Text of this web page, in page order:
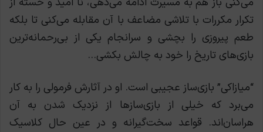
تکرار مکررات با تلاشی مضاعف با آن مقابله می‌کنی تا بلکه
طعم پیروزی را بچشی و سرانجام یکی از بی‌رحمانه‌ترین
بازی‌های تاریخ را خود به چالش بکشی…
“میازاکی” بازی‌ساز عجیبی است. او در آثارش فرمولی را به کار
می‌برد که خیلی از بازی‌سازها از نزدیک شدن به آن
هراسان‌اند. قواعد سخت‌گیرانه و در عین حال کلاسیک